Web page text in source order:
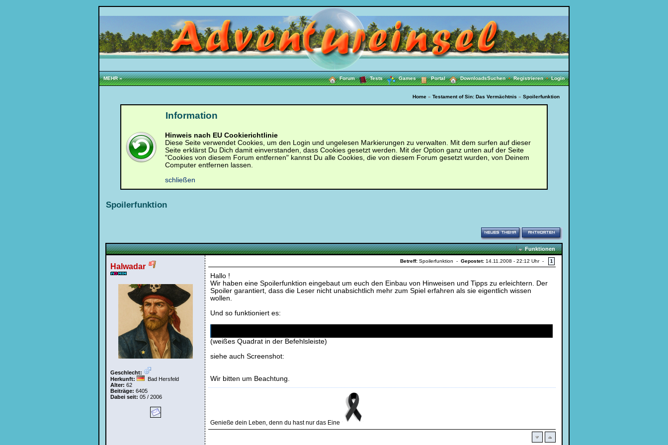
MEHR » Forum Tests Games Portal DownloadsSuchen •Registrieren •Login
Loginbox
Trage
in
die
nachfolgenden
Benutzernamen
und
Kennwort
um
Dich
einzuloggen.
Username:
Passwort:
Ich habe mein Passwort
vergessen Registrieren
Home » Testament of Sin: Das Vermächtnis » Spoilerfunktion
Information
Hinweis nach EU Cookierichtlinie
Diese Seite verwendet Cookies, um den Login und ungelesen Markierungen zu verwalten. Mit dem surfen auf dieser
Seite erklärst Du Dich damit einverstanden, dass Cookies gesetzt werden. Mit der Option ganz unten auf der Seite
"Cookies von diesem Forum entfernen" kannst Du alle Cookies, die von diesem Forum gesetzt wurden, von Deinem
Computer entfernen lassen.
schließen
Spoilerfunktion
Funktionen
Halwadar
Geschlecht:
Herkunft:
Bad Hersfeld
Alter: 62
Beiträge: 6405
Dabei seit: 05 / 2006
Betreff: Spoilerfunktion - Gepostet: 14.11.2008 - 22:12 Uhr - 1
Hallo !
Wir haben eine Spoilerfunktion eingebaut um euch den Einbau von Hinweisen und Tipps zu erleichtern. Der
Spoiler garantiert, dass die Leser nicht unabsichtlich mehr zum Spiel erfahren als sie eigentlich wissen
wollen.
Und so funktioniert es:
(weißes Quadrat in der Befehlsleiste)
siehe auch Screenshot:
Wir bitten um Beachtung.
Genieße dein Leben, denn du hast nur das Eine